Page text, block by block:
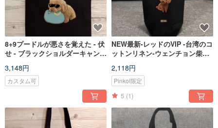
8+9プードルが悪さを覚えた - 伏
せ - ブラックショルダーキャンバ
- トートバッグ - ハエ
3,148円
カスタム可
NEW最新-レッドのVIP -台湾のコ
ットンリネン-ウェンチョン柴犬-
びます
2,118円
Pinkoi限定
5 (1)